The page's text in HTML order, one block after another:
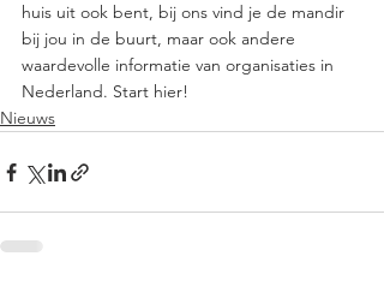
huis uit ook bent, bij ons vind je de mandir
bij jou in de buurt, maar ook andere
waardevolle informatie van organisaties in
Nederland. Start hier!
Nieuws